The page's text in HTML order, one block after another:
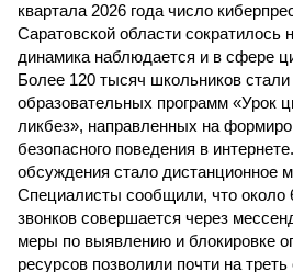
квартала 2026 года число
Саратовской области сократилось
динамика наблюдается и в сфере
Более 120 тысяч школьников стали
образовательных программ «Урок
ликбез», направленных на
безопасного поведения в
обсуждения стало дистанционное
Специалисты сообщили, что около
звонков совершается через
меры по выявлению и блокировке
ресурсов позволили почти на